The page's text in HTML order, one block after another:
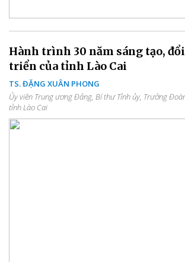
Hành trình 30 năm sáng tạo,
triển của tỉnh Lào Cai
TS. ĐẶNG XUÂN PHONG
Ủy viên Trung ương Đảng, Bí thư Tỉnh ủy, Trưởng
tỉnh Lào Cai